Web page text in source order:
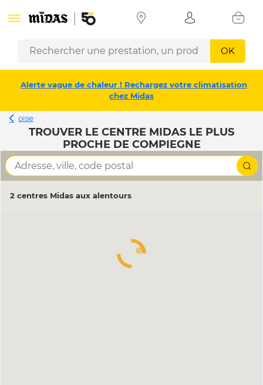
OK
Alerte vague de chaleur ! Rechargez votre climatisation
chez Midas
oise
TROUVER LE CENTRE MIDAS LE PLUS
PROCHE DE COMPIEGNE
2 centres Midas aux alentours